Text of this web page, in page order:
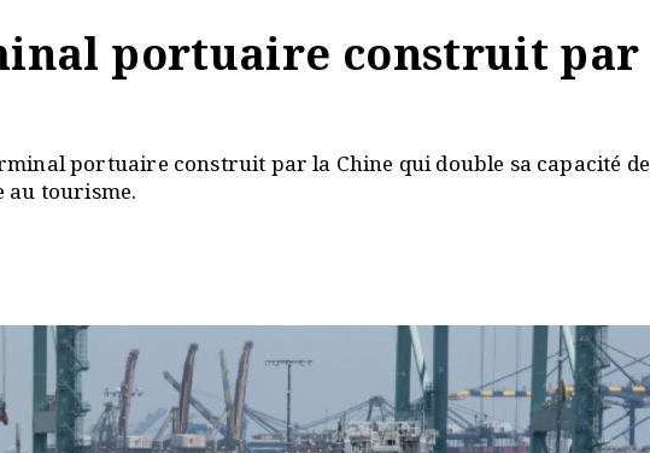
portuaire construit par
portuaire construit par la Chine qui double sa capacité de
au tourisme.